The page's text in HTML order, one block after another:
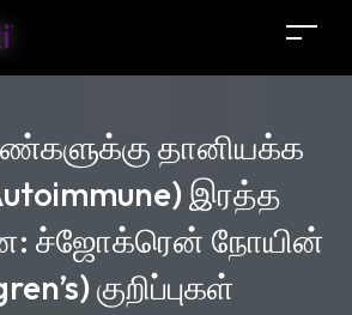
தானியக்க
இரத்த
ச்ஜோக்ரென் நோயின்
குறிப்புகள்